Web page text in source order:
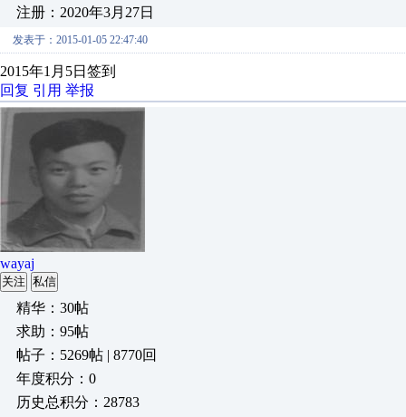
注册：2020年3月27日
发表于：2015-01-05 22:47:40
2015年1月5日签到
回复 引用 举报
wayaj
关注 私信
精华：30帖
求助：95帖
帖子：5269帖 | 8770回
年度积分：0
历史总积分：28783